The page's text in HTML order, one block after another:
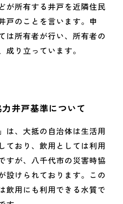
が所有する井戸を近隣住民
戸のことを言います。申
は所有者が行い、所有者の
り立っています。
井戸基準について
は、大抵の自治体は生活用
ており、飲用としては利用
すが、八千代市の災害時協
設けられております。この
飲用にも利用できる水質で